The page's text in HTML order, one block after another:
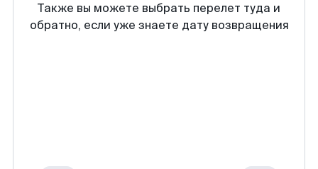
Также вы можете выбрать перелет туда и
обратно, если уже знаете дату возвращения